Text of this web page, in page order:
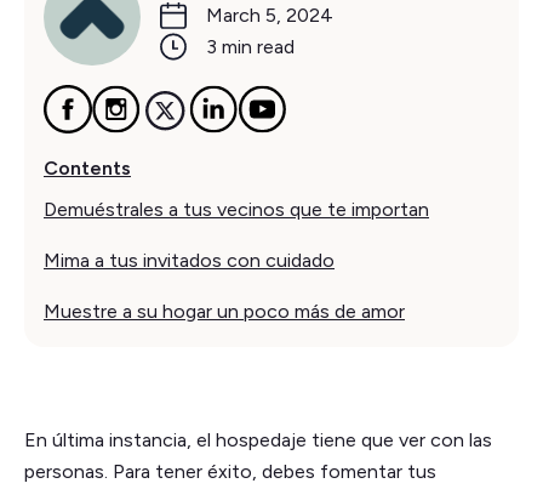
March 5, 2024
3 min read
Contents
Demuéstrales a tus vecinos que te importan
Mima a tus invitados con cuidado
Muestre a su hogar un poco más de amor
En última instancia, el hospedaje tiene que ver con las
personas. Para tener éxito, debes fomentar tus